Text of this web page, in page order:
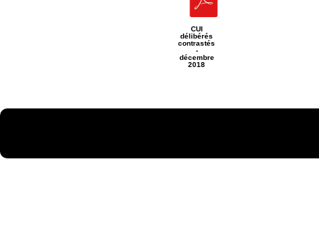
CUI
délibérés
contrastés
-
décembre
2018